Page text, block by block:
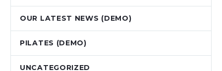
OUR LATEST NEWS (DEMO)
PILATES (DEMO)
UNCATEGORIZED